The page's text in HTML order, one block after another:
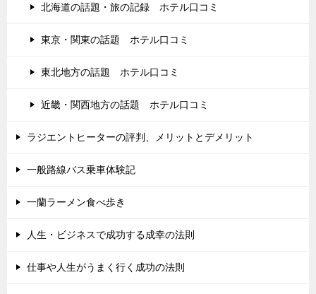
北海道の話題・旅の記録 ホテル口コミ
東京・関東の話題 ホテル口コミ
東北地方の話題 ホテル口コミ
近畿・関西地方の話題 ホテル口コミ
ラジエントヒーターの評判、メリットとデメリット
一般路線バス乗車体験記
一蘭ラーメン食べ歩き
人生・ビジネスで成功する成幸の法則
仕事や人生がうまく行く成功の法則